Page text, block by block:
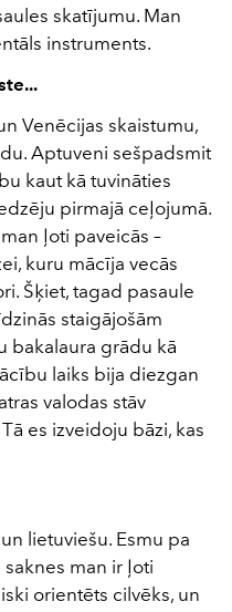
skatījumu. Man
instruments.
Venēcijas skaistumu,
Aptuveni sešpadsmit
kaut kā tuvināties
pirmajā ceļojumā.
ļoti paveicās –
kuru mācīja vecās
Šķiet, tagad pasaule
staigājošām
bakalaura grādu kā
laiks bija diezgan
valodas stāv
es izveidoju bāzi, kas
lietuviešu. Esmu pa
man ir ļoti
orientēts cilvēks, un